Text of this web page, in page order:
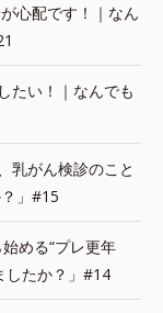
心配です！｜なん
たい！｜なんでも
乳がん検診のこと
」#15
める“プレ更年
したか？」#14